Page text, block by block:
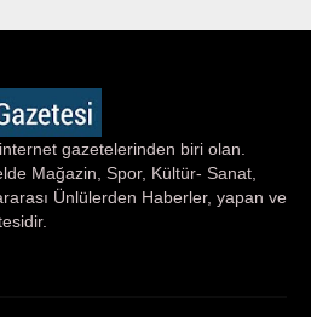
gazetelerinden biri olan.
Mağazin, Spor, Kültür- Sanat,
Ünlülerden Haberler, yapan ve